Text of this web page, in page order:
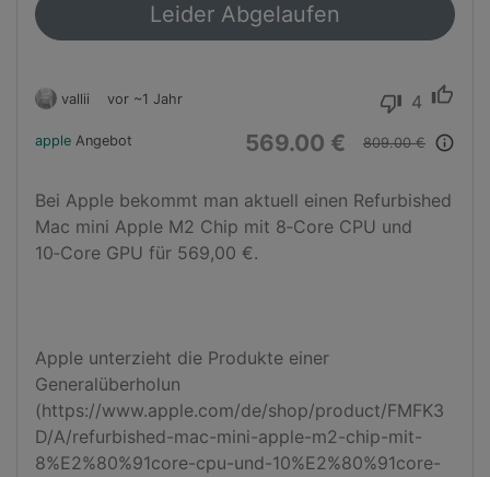
Leider Abgelaufen
vallii vor ~1 Jahr thumb_down 4 thumb_up
apple Angebot 569.00 € 809.00 € info_outline
Bei Apple bekommt man aktuell einen Refurbished
Mac mini Apple M2 Chip mit 8‑Core CPU und
10‑Core GPU für 569,00 €.
Apple unterzieht die Produkte einer
Generalüberholun
(https://www.apple.com/de/shop/product/FMFK3
D/A/refurbished-mac-mini-apple-m2-chip-mit-
8%E2%80%91core-cpu-und-10%E2%80%91core-